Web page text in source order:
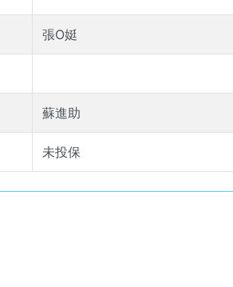
張O娗
蘇進助
未投保